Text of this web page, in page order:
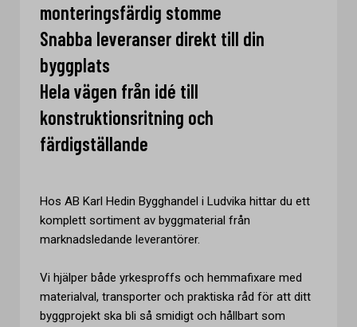
monteringsfärdig stomme
Snabba leveranser direkt till din
byggplats
Hela vägen från idé till
konstruktionsritning och
färdigställande
Hos AB Karl Hedin Bygghandel i Ludvika hittar du ett
komplett sortiment av byggmaterial från
marknadsledande leverantörer.
Vi hjälper både yrkesproffs och hemmafixare med
materialval, transporter och praktiska råd för att ditt
byggprojekt ska bli så smidigt och hållbart som